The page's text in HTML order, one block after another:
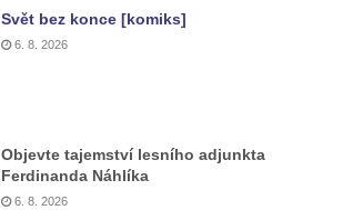
Svět bez konce [komiks]
6. 8. 2026
Objevte tajemství lesního adjunkta
Ferdinanda Náhlíka
6. 8. 2026